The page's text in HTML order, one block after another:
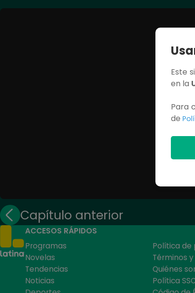
Capítulo anterior
ACCESOS RÁPIDOS
Programas
Novelas
Tendencias
Noticias
Política de
Términos
Quiénes
Política
Este
en la
Para
de